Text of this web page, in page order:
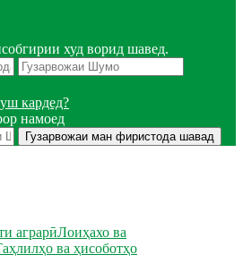
худ ворид шавед.
кардед?
намоед
аграрӣЛоиҳахо ва
ва ҳисоботҳо